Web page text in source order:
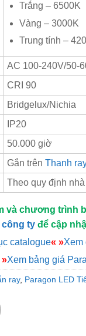
Trắng – 6500K
Vàng – 3000K
Trung tính –
AC 100-240V/50-
CRI 90
Bridgelux/Nichia
IP20
50.000 giờ
Gắn trên Thanh
Theo quy định
và chương trình
công ty để cập
catalogue« »Xem
»Xem bảng giá
ray, Paragon LED